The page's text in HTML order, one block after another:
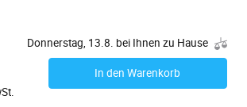
Donnerstag, 13.8. bei Ihnen zu Hause
In den Warenkorb